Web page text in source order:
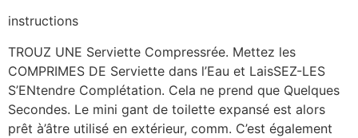
instructions
TROUZ UNE Serviette Compressrée. Mettez les
COMPRIMES DE Serviette dans l’Eau et LaisSEZ-LES
S’ENtendre Complétation. Cela ne prend que Quelques
Secondes. Le mini gant de toilette expansé est alors
prêt à’âtre utilisé en extérieur, comm. C’est également